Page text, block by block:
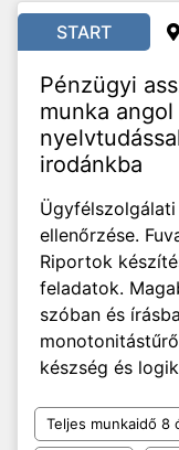
START
Pénzügyi
munka angol
irodánkba
ellenőrzése.
Riportok
feladatok.
szóban és
készség és
Teljes munkaidő 8